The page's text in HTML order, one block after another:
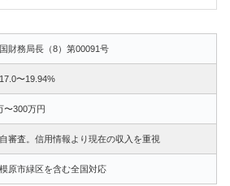
財務局長（8）第00091号
〜19.94%
〜300万円
審査。信用情報より現在の収入を重視
原市緑区を含む全国対応